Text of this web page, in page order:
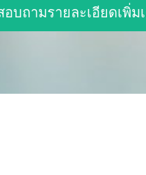
อบถามรายละเอียดเพิ่ม